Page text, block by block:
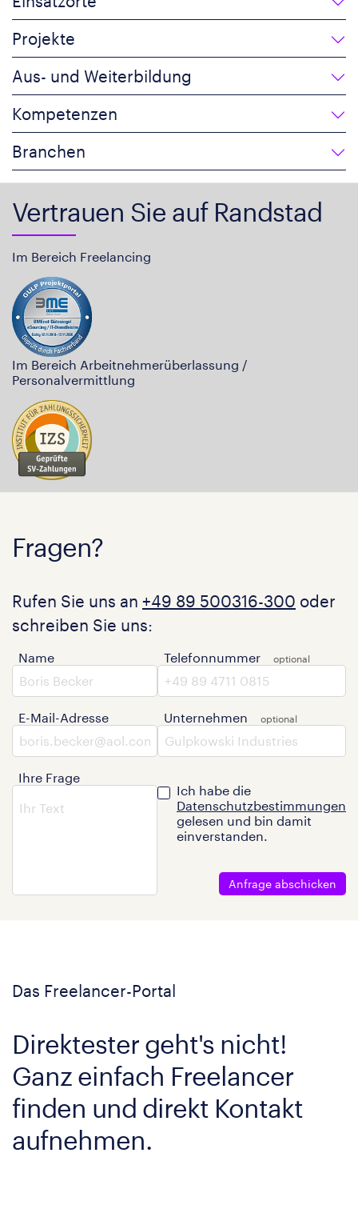
Projekte
Aus- und Weiterbildung
Kompetenzen
Branchen
Vertrauen Sie auf Randstad
Im Bereich Freelancing
Im Bereich Arbeitnehmerüberlassung /
Personalvermittlung
Fragen?
Rufen Sie uns an +49 89 500316-300 oder
schreiben Sie uns:
Name
E-Mail-Adresse
Ihre Frage
Telefonnummer
Unternehmen
Ich habe die
Datenschutzbestimmungen
gelesen und bin damit
einverstanden.
Anfrage abschicken
Das Freelancer-Portal
Direktester geht's nicht!
Ganz einfach Freelancer
finden und direkt Kontakt
aufnehmen.